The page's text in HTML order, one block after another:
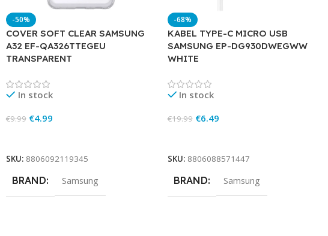
-50%
COVER SOFT CLEAR SAMSUNG
A32 EF-QA326TTEGEU
TRANSPARENT
In stock
€9.99 €4.99
SKU: 8806092119345
BRAND Samsung
-68%
KABEL TYPE-C MICRO USB
SAMSUNG EP-DG930DWEGWW
WHITE
In stock
€19.99 €6.49
SKU: 8806088571447
BRAND Samsung